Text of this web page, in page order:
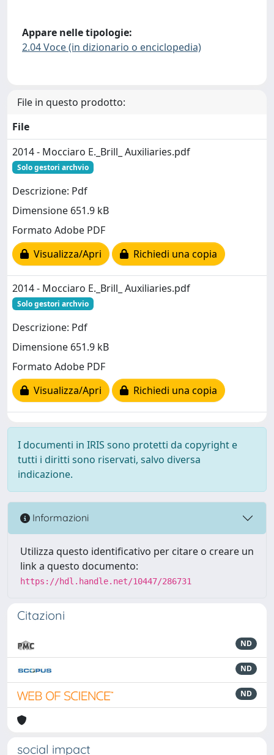
Appare nelle tipologie:
2.04 Voce (in dizionario o enciclopedia)
File in questo prodotto:
File
2014 - Mocciaro E._Brill_ Auxiliaries.pdf
Solo gestori archvio
Descrizione: Pdf
Dimensione 651.9 kB
Formato Adobe PDF
Visualizza/Apri
Richiedi una copia
2014 - Mocciaro E._Brill_ Auxiliaries.pdf
Solo gestori archvio
Descrizione: Pdf
Dimensione 651.9 kB
Formato Adobe PDF
Visualizza/Apri
Richiedi una copia
I documenti in IRIS sono protetti da copyright e
tutti i diritti sono riservati, salvo diversa
indicazione.
Informazioni
Utilizza questo identificativo per citare o creare un
link a questo documento:
https://hdl.handle.net/10447/286731
Citazioni
ND
ND
ND
social impact